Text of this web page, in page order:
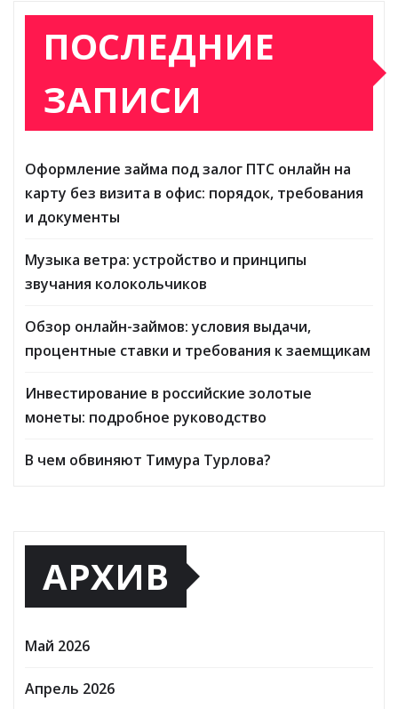
ПОСЛЕДНИЕ
ЗАПИСИ
Оформление займа под залог ПТС онлайн на
карту без визита в офис: порядок, требования
и документы
Музыка ветра: устройство и принципы
звучания колокольчиков
Обзор онлайн-займов: условия выдачи,
процентные ставки и требования к заемщикам
Инвестирование в российские золотые
монеты: подробное руководство
В чем обвиняют Тимура Турлова?
АРХИВ
Май 2026
Апрель 2026